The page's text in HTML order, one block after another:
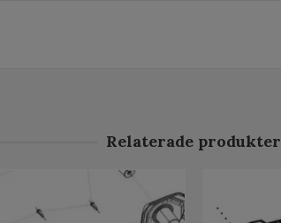
Relaterade produkter